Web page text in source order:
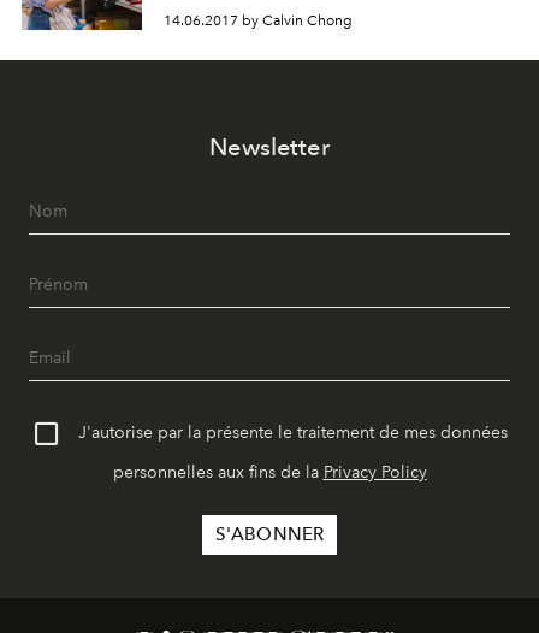
14.06.2017 by Calvin Chong
Newsletter
J'autorise par la présente le traitement de mes données
personnelles aux fins de la Privacy Policy